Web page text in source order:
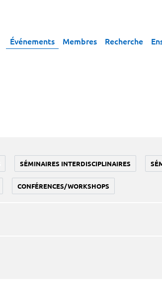
Événements Membres Recherche
SÉMINAIRES INTERDISCIPLINAIRES
CONFÉRENCES/WORKSHOPS